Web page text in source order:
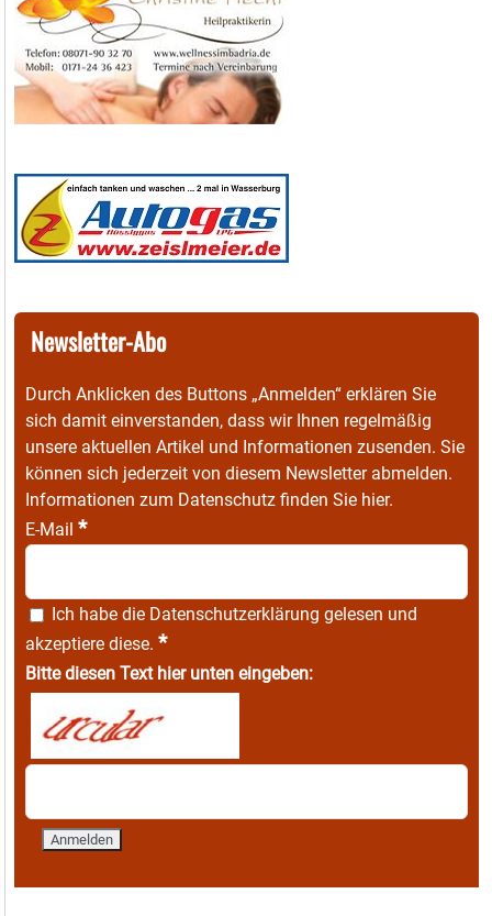
Newsletter-Abo
Durch Anklicken des Buttons „Anmelden“ erklären Sie
sich damit einverstanden, dass wir Ihnen regelmäßig
unsere aktuellen Artikel und Informationen zusenden. Sie
können sich jederzeit von diesem Newsletter abmelden.
Informationen zum Datenschutz finden Sie hier.
E-Mail *
Ich habe die Datenschutzerklärung gelesen und
akzeptiere diese. *
Bitte diesen Text hier unten eingeben: